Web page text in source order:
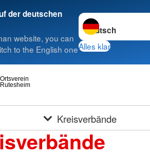
der deutschen
website, you can
to the English one
Sprache wechseln
Alles klar
Rutesheim
Ortsverein
Kreisverbände